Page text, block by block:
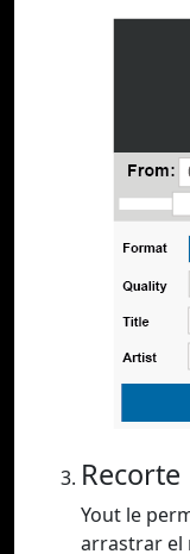
Recorte
Yout le
arrastrar el